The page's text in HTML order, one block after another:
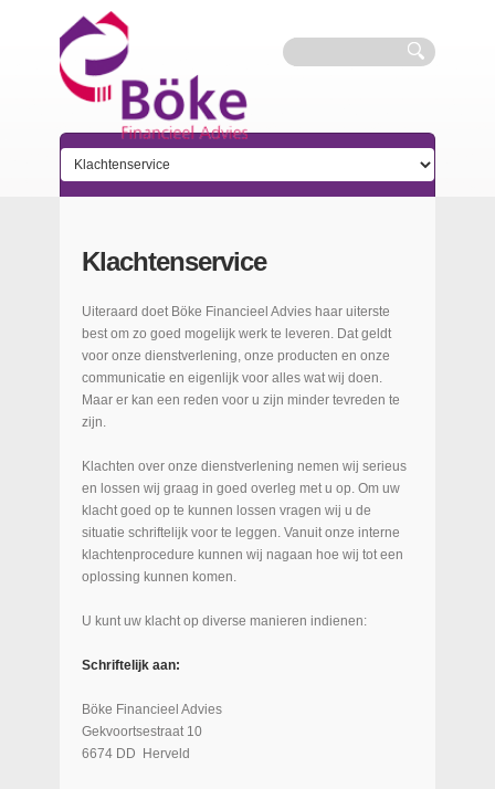
Klachtenservice
Uiteraard doet Böke Financieel Advies haar uiterste
best om zo goed mogelijk werk te leveren. Dat geldt
voor onze dienstverlening, onze producten en onze
communicatie en eigenlijk voor alles wat wij doen.
Maar er kan een reden voor u zijn minder tevreden te
zijn.
Klachten over onze dienstverlening nemen wij serieus
en lossen wij graag in goed overleg met u op. Om uw
klacht goed op te kunnen lossen vragen wij u de
situatie schriftelijk voor te leggen. Vanuit onze interne
klachtenprocedure kunnen wij nagaan hoe wij tot een
oplossing kunnen komen.
U kunt uw klacht op diverse manieren indienen:
Schriftelijk aan:
Böke Financieel Advies
Gekvoortsestraat 10
6674 DD Herveld